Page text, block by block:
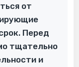
от
Перед
тщательно
и